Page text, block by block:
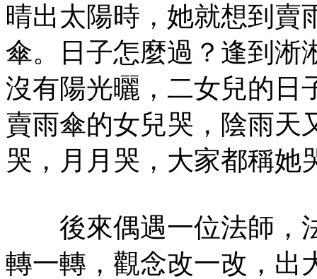
晴出太陽時，她就想到賣
傘。日子怎麼過？逢到淅
沒有陽光曬，二女兒的日
賣雨傘的女兒哭，陰雨天
哭，月月哭，大家都稱她
後來偶遇一位法師，
轉一轉，觀念改一改，出